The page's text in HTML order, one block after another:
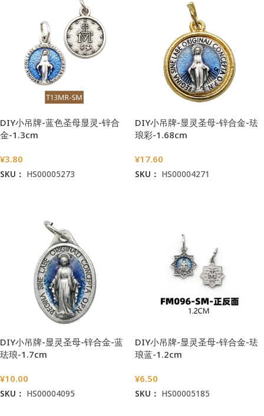
DIY小吊牌-蓝色圣母显灵-锌合
金-1.3cm
¥3.80
SKU： HS00005273
DIY小吊牌-显灵圣母-锌合金-珐
琅彩-1.68cm
¥17.60
SKU： HS00004271
DIY小吊牌-显灵圣母-锌合金-蓝
珐琅-1.7cm
¥10.00
SKU： HS00004095
DIY小吊牌-显灵圣母-锌合金-珐
琅蓝-1.2cm
¥6.50
SKU： HS00005185